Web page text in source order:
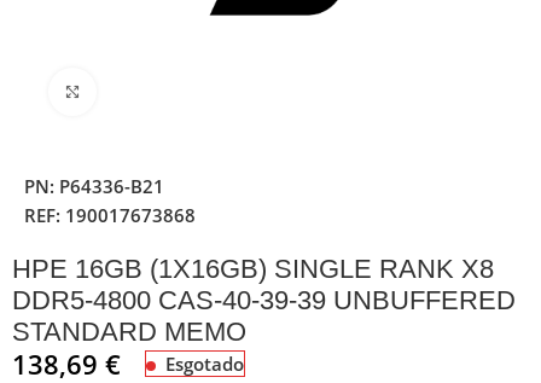
PN: P64336-B21
REF: 190017673868
HPE 16GB (1X16GB) SINGLE RANK X8
DDR5-4800 CAS-40-39-39 UNBUFFERED
STANDARD MEMO
138,69€ Esgotado